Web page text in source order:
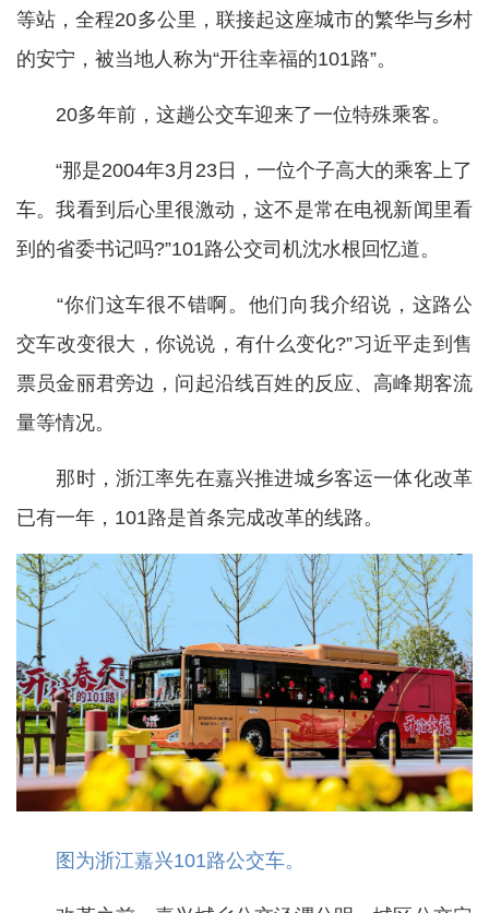
等站，全程20多公里，联接起这座城市的繁华与乡村
的安宁，被当地人称为“开往幸福的101路”。
20多年前，这趟公交车迎来了一位特殊乘客。
“那是2004年3月23日，一位个子高大的乘客上了
车。我看到后心里很激动，这不是常在电视新闻里看
到的省委书记吗?”101路公交司机沈水根回忆道。
“你们这车很不错啊。他们向我介绍说，这路公
交车改变很大，你说说，有什么变化?”习近平走到售
票员金丽君旁边，问起沿线百姓的反应、高峰期客流
量等情况。
那时，浙江率先在嘉兴推进城乡客运一体化改革
已有一年，101路是首条完成改革的线路。
图为浙江嘉兴101路公交车。